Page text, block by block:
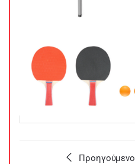
Προηγούμενο